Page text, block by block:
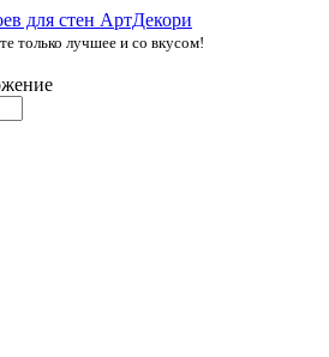
только лучшее и со вкусом!